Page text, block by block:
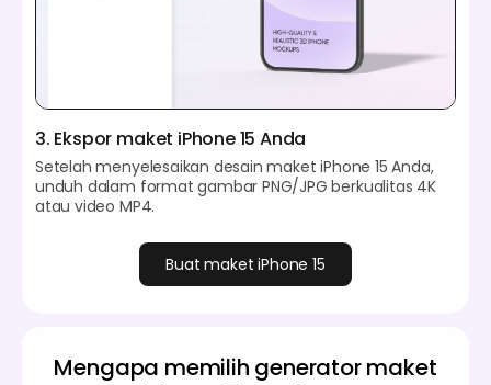
3. Ekspor maket iPhone 15 Anda
Setelah menyelesaikan desain maket iPhone 15 Anda,
unduh dalam format gambar PNG/JPG berkualitas 4K
atau video MP4.
Buat maket iPhone 15
Mengapa memilih generator maket